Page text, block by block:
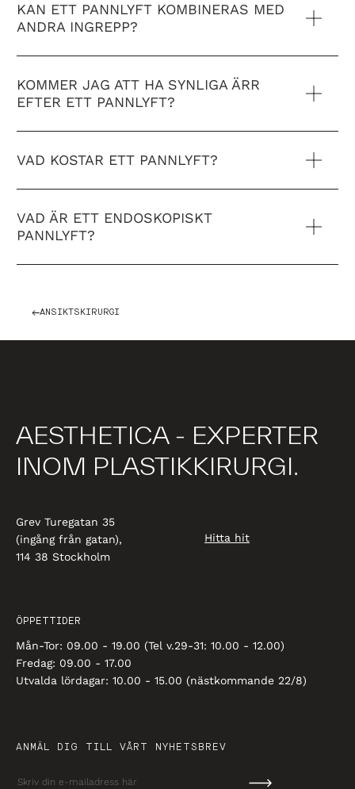
KAN ETT PANNLYFT KOMBINERAS MED
ANDRA INGREPP?
KOMMER JAG ATT HA SYNLIGA ÄRR
EFTER ETT PANNLYFT?
VAD KOSTAR ETT PANNLYFT?
VAD ÄR ETT ENDOSKOPISKT
PANNLYFT?
ANSIKTSKIRURGI
AESTHETICA - EXPERTER
INOM PLASTIKKIRURGI.
Grev Turegatan 35
(ingång från gatan),
114 38 Stockholm
Hitta hit
ÖPPETTIDER
Mån-Tor: 09.00 - 19.00 (Tel v.29-31: 10.00 - 12.00)
Fredag: 09.00 - 17.00
Utvalda lördagar: 10.00 - 15.00 (nästkommande 22/8)
ANMÄL DIG TILL VÅRT NYHETSBREV